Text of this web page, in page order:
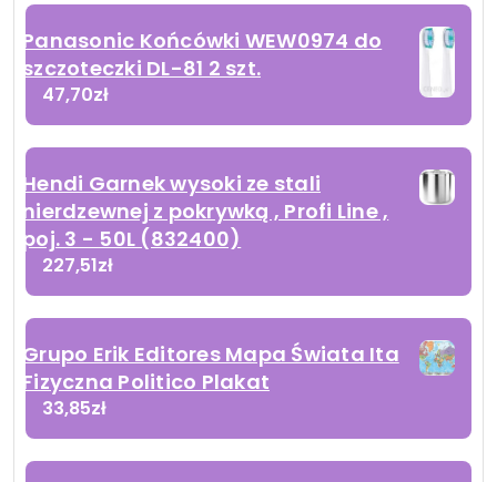
Panasonic Końcówki WEW0974 do
szczoteczki DL-81 2 szt.
47,70zł
Hendi Garnek wysoki ze stali
nierdzewnej z pokrywką , Profi Line ,
poj. 3 - 50L (832400)
227,51zł
Grupo Erik Editores Mapa Świata Ita
Fizyczna Politico Plakat
33,85zł